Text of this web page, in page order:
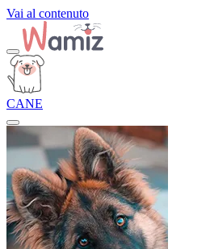
Vai al contenuto
CANE